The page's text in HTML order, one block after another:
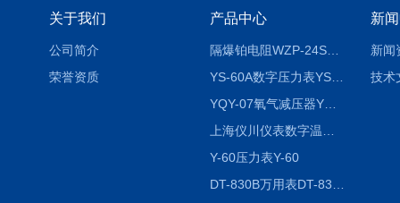
关于我们
公司简介
荣誉资质
产品中心
隔爆铂电阻WZP-24SA隔爆铂电阻WZP-24SA/Pt100
YS-60A数字压力表YS-60A
YQY-07氧气减压器YQY-07
Y-60压力表Y-60
新
新闻
技术